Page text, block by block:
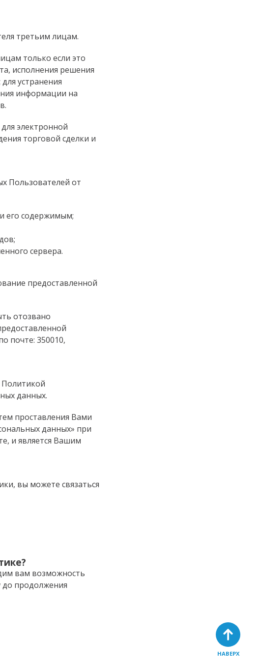
третьим лицам.
только если это
исполнения решения
устранения
информации на
электронной
торговой сделки и
Пользователей от
его содержимым;
сервера.
предоставленной
отозвано
почте: 350010,
Политикой
данных.
проставления Вами
данных» при
и является Вашим
вы можете связаться
вам возможность
продолжения
НАВЕРХ